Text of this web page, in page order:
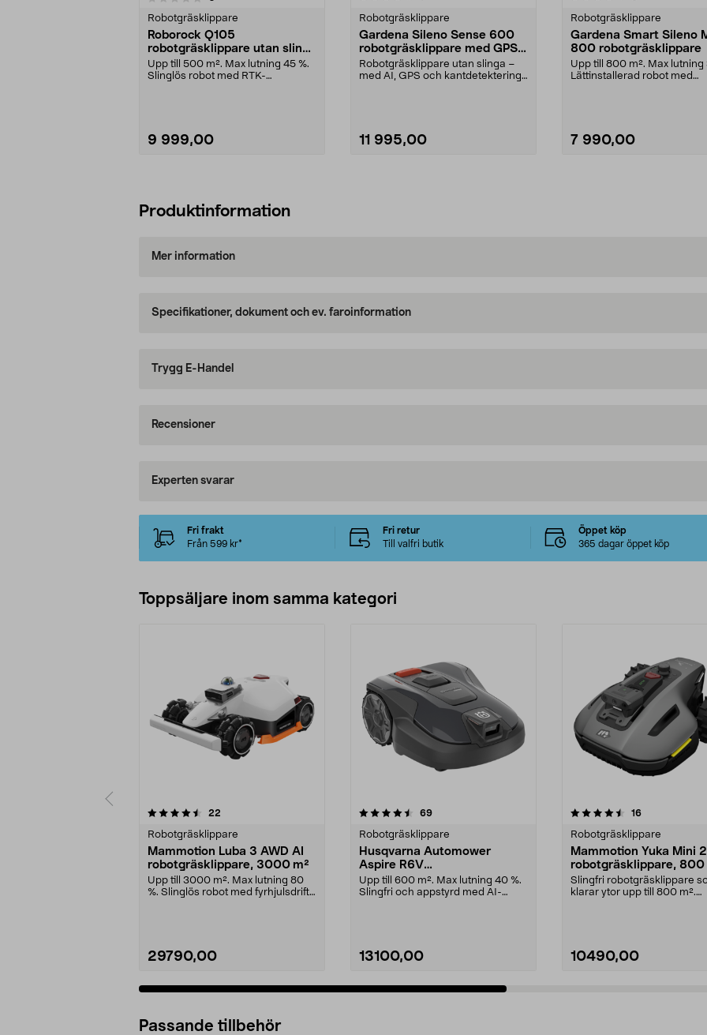
Robotgräsklippare
Roborock Q105
robotgräsklippare utan slinga
500 m2
Upp till 500 m². Max lutning 45 %.
Slinglös robot med RTK-
9 999,00
Robotgräsklippare
Gardena Sileno Sense 600
robotgräsklippare med GPS,
600 m2
Robotgräsklippare utan slinga –
med AI, GPS och kantdetektering.
11 995,00
Robotgräsklippare
Gardena Smart Sileno
800 robotgräsklippare
Upp till 800 m². Max lutning
Lättinstallerad robot med
7 990,00
Produktinformation
Mer information
Specifikationer, dokument och ev. faroinformation
Trygg E-Handel
Recensioner
Experten svarar
Fri frakt
Från 599 kr*
Fri retur
Till valfri butik
Öppet köp
365 dagar öppet köp
Toppsäljare inom samma kategori
22
Robotgräsklippare
Mammotion Luba 3 AWD AI
robotgräsklippare, 3000 m²
Upp till 3000 m². Max lutning 80
%. Slinglös robot med fyrhjulsdrift.
29790,00
4.5 av 5 stjärnor 69recensioner
Robotgräsklippare
Husqvarna Automower
Aspire R6V
robotgräsklippare, 600 m2
Upp till 600 m². Max lutning 40 %.
Slingfri och appstyrd med AI-
13100,00
4.5 av 5 stjärnor 16recensioner
Robotgräsklippare
Mammotion Yuka Mini 2
robotgräsklippare, 800
Slingfri robotgräsklippare
klarar ytor upp till 800 m².
10490,00
3.5 av 5 stjärnor
Passande tillbehör